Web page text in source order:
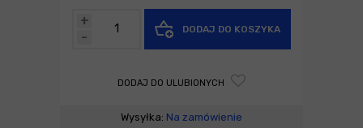
-
+
DODAJ DO KOSZYKA
DODAJ DO ULUBIONYCH
Wysyłka: Na zamówienie